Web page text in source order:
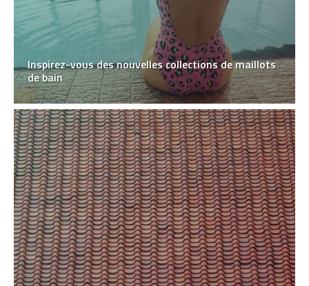
Inspirez-vous des nouvelles collections de maillots
de bain